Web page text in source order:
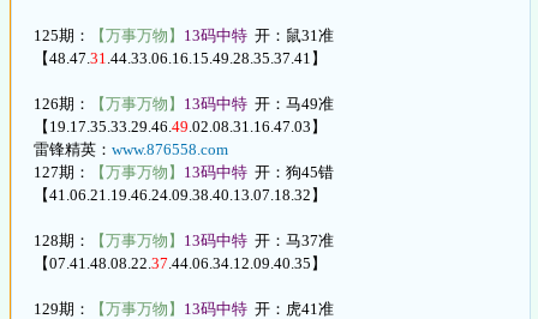
125期： 【万事万物】 13码中特 开：鼠31准
【48.47.31.44.33.06.16.15.49.28.35.37.41】
126期： 【万事万物】 13码中特 开：马49准
【19.17.35.33.29.46.49.02.08.31.16.47.03】
雷锋精英： www.876558.com
127期：
【万事万物】 13码中特 开：狗45错
【41.06.21.19.46.24.09.38.40.13.07.18.32】
128期： 【万事万物】 13码中特 开：马37准
【07.41.48.08.22.37.44.06.34.12.09.40.35】
129期： 【万事万物】 13码中特 开：虎41准